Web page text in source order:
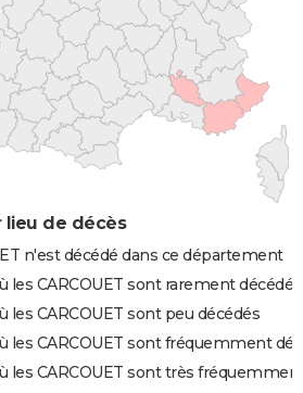
lieu de décès
n'est décédé dans ce département
CARCOUET sont rarement décédés
CARCOUET sont peu décédés
les CARCOUET sont fréquemment
les CARCOUET sont très